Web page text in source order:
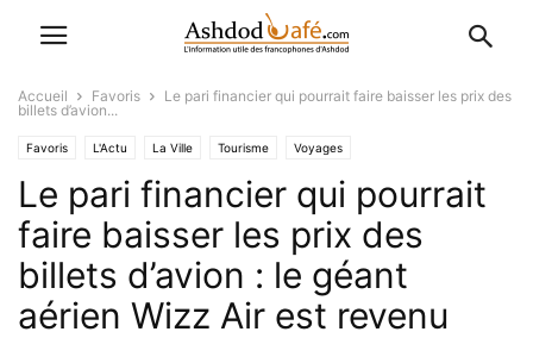
Accueil Favoris
Le pari financier qui pourrait faire baisser les prix des
billets d’avion...
Favoris L'Actu La Ville Tourisme Voyages
Le pari financier qui pourrait
faire baisser les prix des
billets d’avion : le géant
aérien Wizz Air est revenu